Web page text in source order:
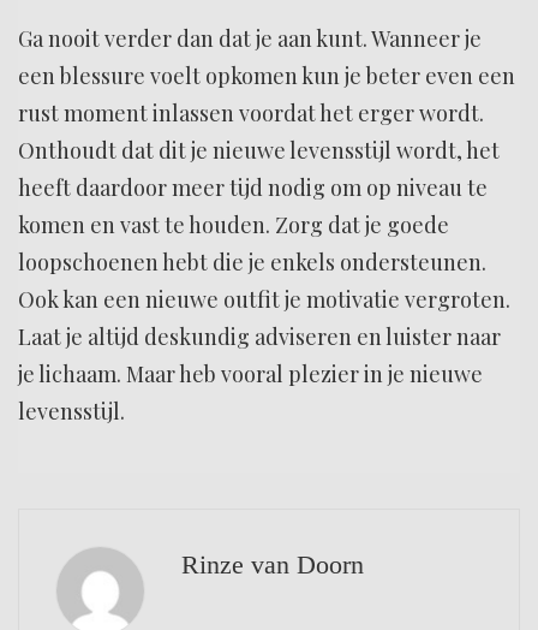
Ga nooit verder dan dat je aan kunt. Wanneer je
een blessure voelt opkomen kun je beter even een
rust moment inlassen voordat het erger wordt.
Onthoudt dat dit je nieuwe levensstijl wordt, het
heeft daardoor meer tijd nodig om op niveau te
komen en vast te houden. Zorg dat je goede
loopschoenen hebt die je enkels ondersteunen.
Ook kan een nieuwe outfit je motivatie vergroten.
Laat je altijd deskundig adviseren en luister naar
je lichaam. Maar heb vooral plezier in je nieuwe
levensstijl.
Rinze van Doorn